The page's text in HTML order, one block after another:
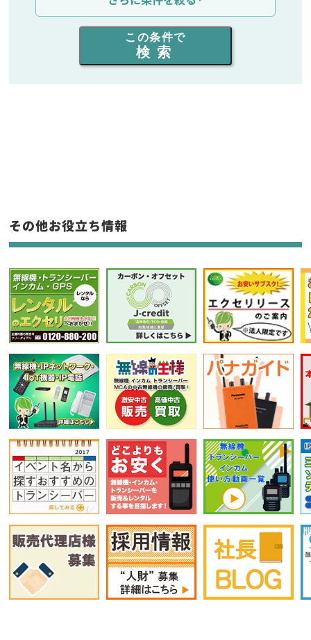
出力を選ぶ
同時通話人数を選ぶ
フリーワード入力(製品名等)
選択条件をリセット
この条件で
検索
その他お役立ち情報